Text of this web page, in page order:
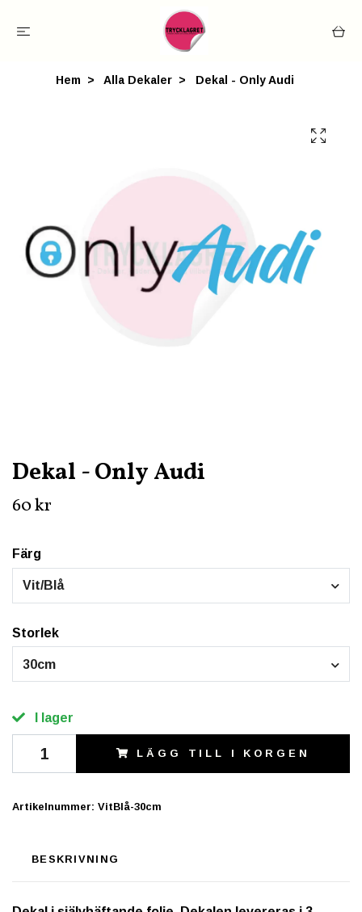
Hem Alla Dekaler Dekal - Only Audi
Dekal - Only Audi
60 kr
Färg
Vit/Blå
Storlek
30cm
I lager
LÄGG TILL I KORGEN
Artikelnummer: VitBlå-30cm
BESKRIVNING